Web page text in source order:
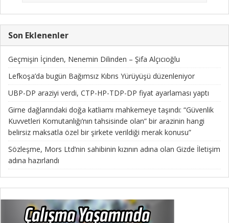
Son Eklenenler
Geçmişin İçinden, Nenemin Dilinden – Şifa Alçıcıoğlu
Lefkoşa’da bugün Bağımsız Kıbrıs Yürüyüşü düzenleniyor
UBP-DP araziyi verdi, CTP-HP-TDP-DP fiyat ayarlaması yaptı
Girne dağlarındaki doğa katliamı mahkemeye taşındı: “Güvenlik
Kuvvetleri Komutanlığı’nın tahsisinde olan” bir arazinin hangi
belirsiz maksatla özel bir şirkete verildiği merak konusu”
Sözleşme, Mors Ltd’nin sahibinin kızının adına olan Gizde İletişim
adına hazırlandı